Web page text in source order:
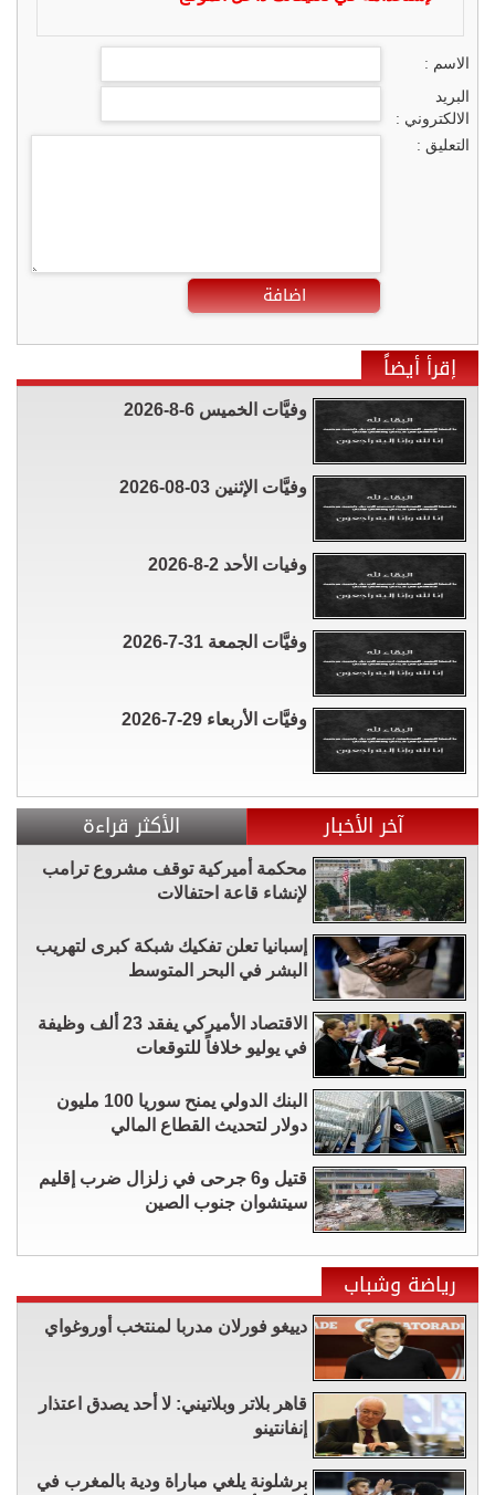
الاسم :
البريد
الالكتروني :
التعليق :
اضافة
إقرأ أيضاً
وفيَّات الخميس 6-8-2026
وفيَّات الإثنين 03-08-2026
وفيات الأحد 2-8-2026
وفيَّات الجمعة 31-7-2026
وفيَّات الأربعاء 29-7-2026
آخر الأخبار الأكثر قراءة
محكمة أميركية توقف مشروع ترامب
لإنشاء قاعة احتفالات
إسبانيا تعلن تفكيك شبكة كبرى لتهريب
البشر في البحر المتوسط
الاقتصاد الأميركي يفقد 23 ألف وظيفة
في يوليو خلافاً للتوقعات
البنك الدولي يمنح سوريا 100 مليون
دولار لتحديث القطاع المالي
قتيل و6 جرحى في زلزال ضرب إقليم
سيتشوان ​جنوب الصين
رياضة وشباب
دييغو فورلان مدربا لمنتخب أوروغواي
قاهر بلاتر وبلاتيني: لا أحد يصدق اعتذار
إنفانتينو
برشلونة يلغي مباراة ودية بالمغرب في